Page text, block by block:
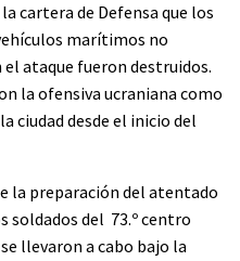
cartera de Defensa que los
marítimos no
ataque fueron destruidos.
la ofensiva ucraniana como
ciudad desde el inicio del
la preparación del atentado
soldados del 73.º centro
llevaron a cabo bajo la